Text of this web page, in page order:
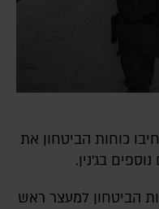
בג׳נין.
הביטחון למעצר ראש